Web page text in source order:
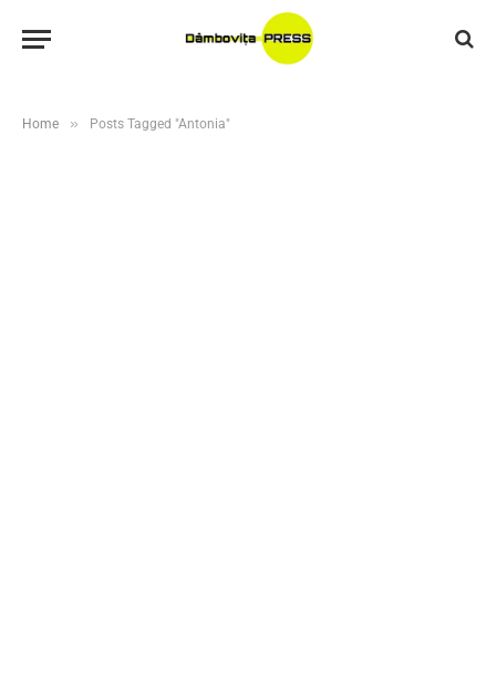
Home » Posts Tagged "Antonia"